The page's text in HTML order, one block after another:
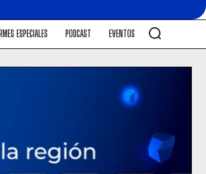
ESPECIALES PODCAST EVENTOS